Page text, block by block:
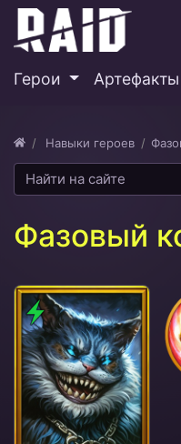
Герои Артефакты
Навыки героев
​Фазовый
Дух